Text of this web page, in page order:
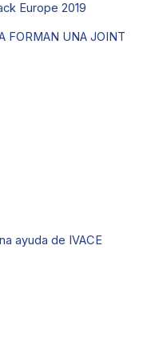
Europe 2019
FORMAN UNA JOINT
ayuda de IVACE